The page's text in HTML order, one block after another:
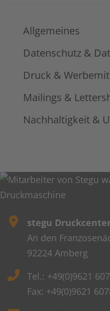
Allgemeines
Datenschutz &
Druck &
Mailings &
Nachhaltigkeit &
stegu
An den
92224 Amberg
Tel.: +49(0)9621
Fax: +49(0)9621